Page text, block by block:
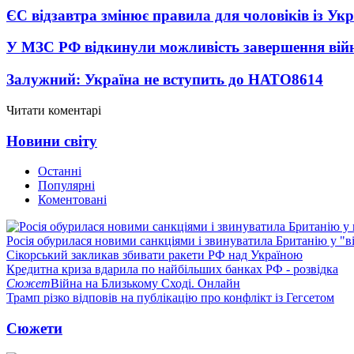
ЄС відзавтра змінює правила для чоловіків із
У МЗС РФ відкинули можливість завершення
Залужний: Україна не вступить до НАТО8614
Читати коментарі
Новини світу
Останні
Популярні
Коментовані
Росія обурилася новими санкціями і звинуватила Британію у
Сікорський закликав збивати ракети РФ над Україною
Кредитна криза вдарила по найбільших банках РФ - розвідка
СюжетВійна на Близькому Сході. Онлайн
Трамп різко відповів на публікацію про конфлікт із Гегсетом
Сюжети